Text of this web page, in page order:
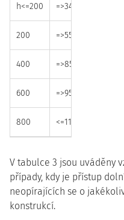
h<=200 =>340
200 =>550
400 =>850
600 =>950
800 <=1125
V tabulce 3 jsou uváděny
případy, kdy je přístup
neopírajících se o
konstrukcí.